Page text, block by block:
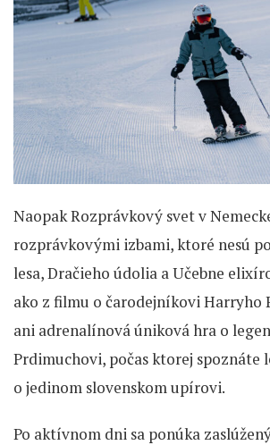
Naopak Rozprávkový svet v
rozprávkovými izbami, ktoré nesú
lesa, Dračieho údolia a Učebne
ako z filmu o čarodejníkovi Harryho
ani adrenalínová úniková hra o
Prdimuchovi, počas ktorej spoznáte
o jedinom slovenskom upírovi.
Po aktívnom dni sa ponúka